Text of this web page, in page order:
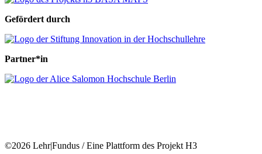
Gefördert durch
Partner*in
©2026 Lehr|Fundus / Eine Plattform des Projekt H3